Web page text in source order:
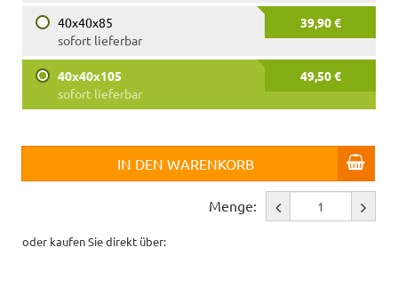
40x40x85
39,90 €
sofort lieferbar
40x40x105
49,50 €
sofort lieferbar
IN DEN WARENKORB
Menge:
oder kaufen Sie direkt über: